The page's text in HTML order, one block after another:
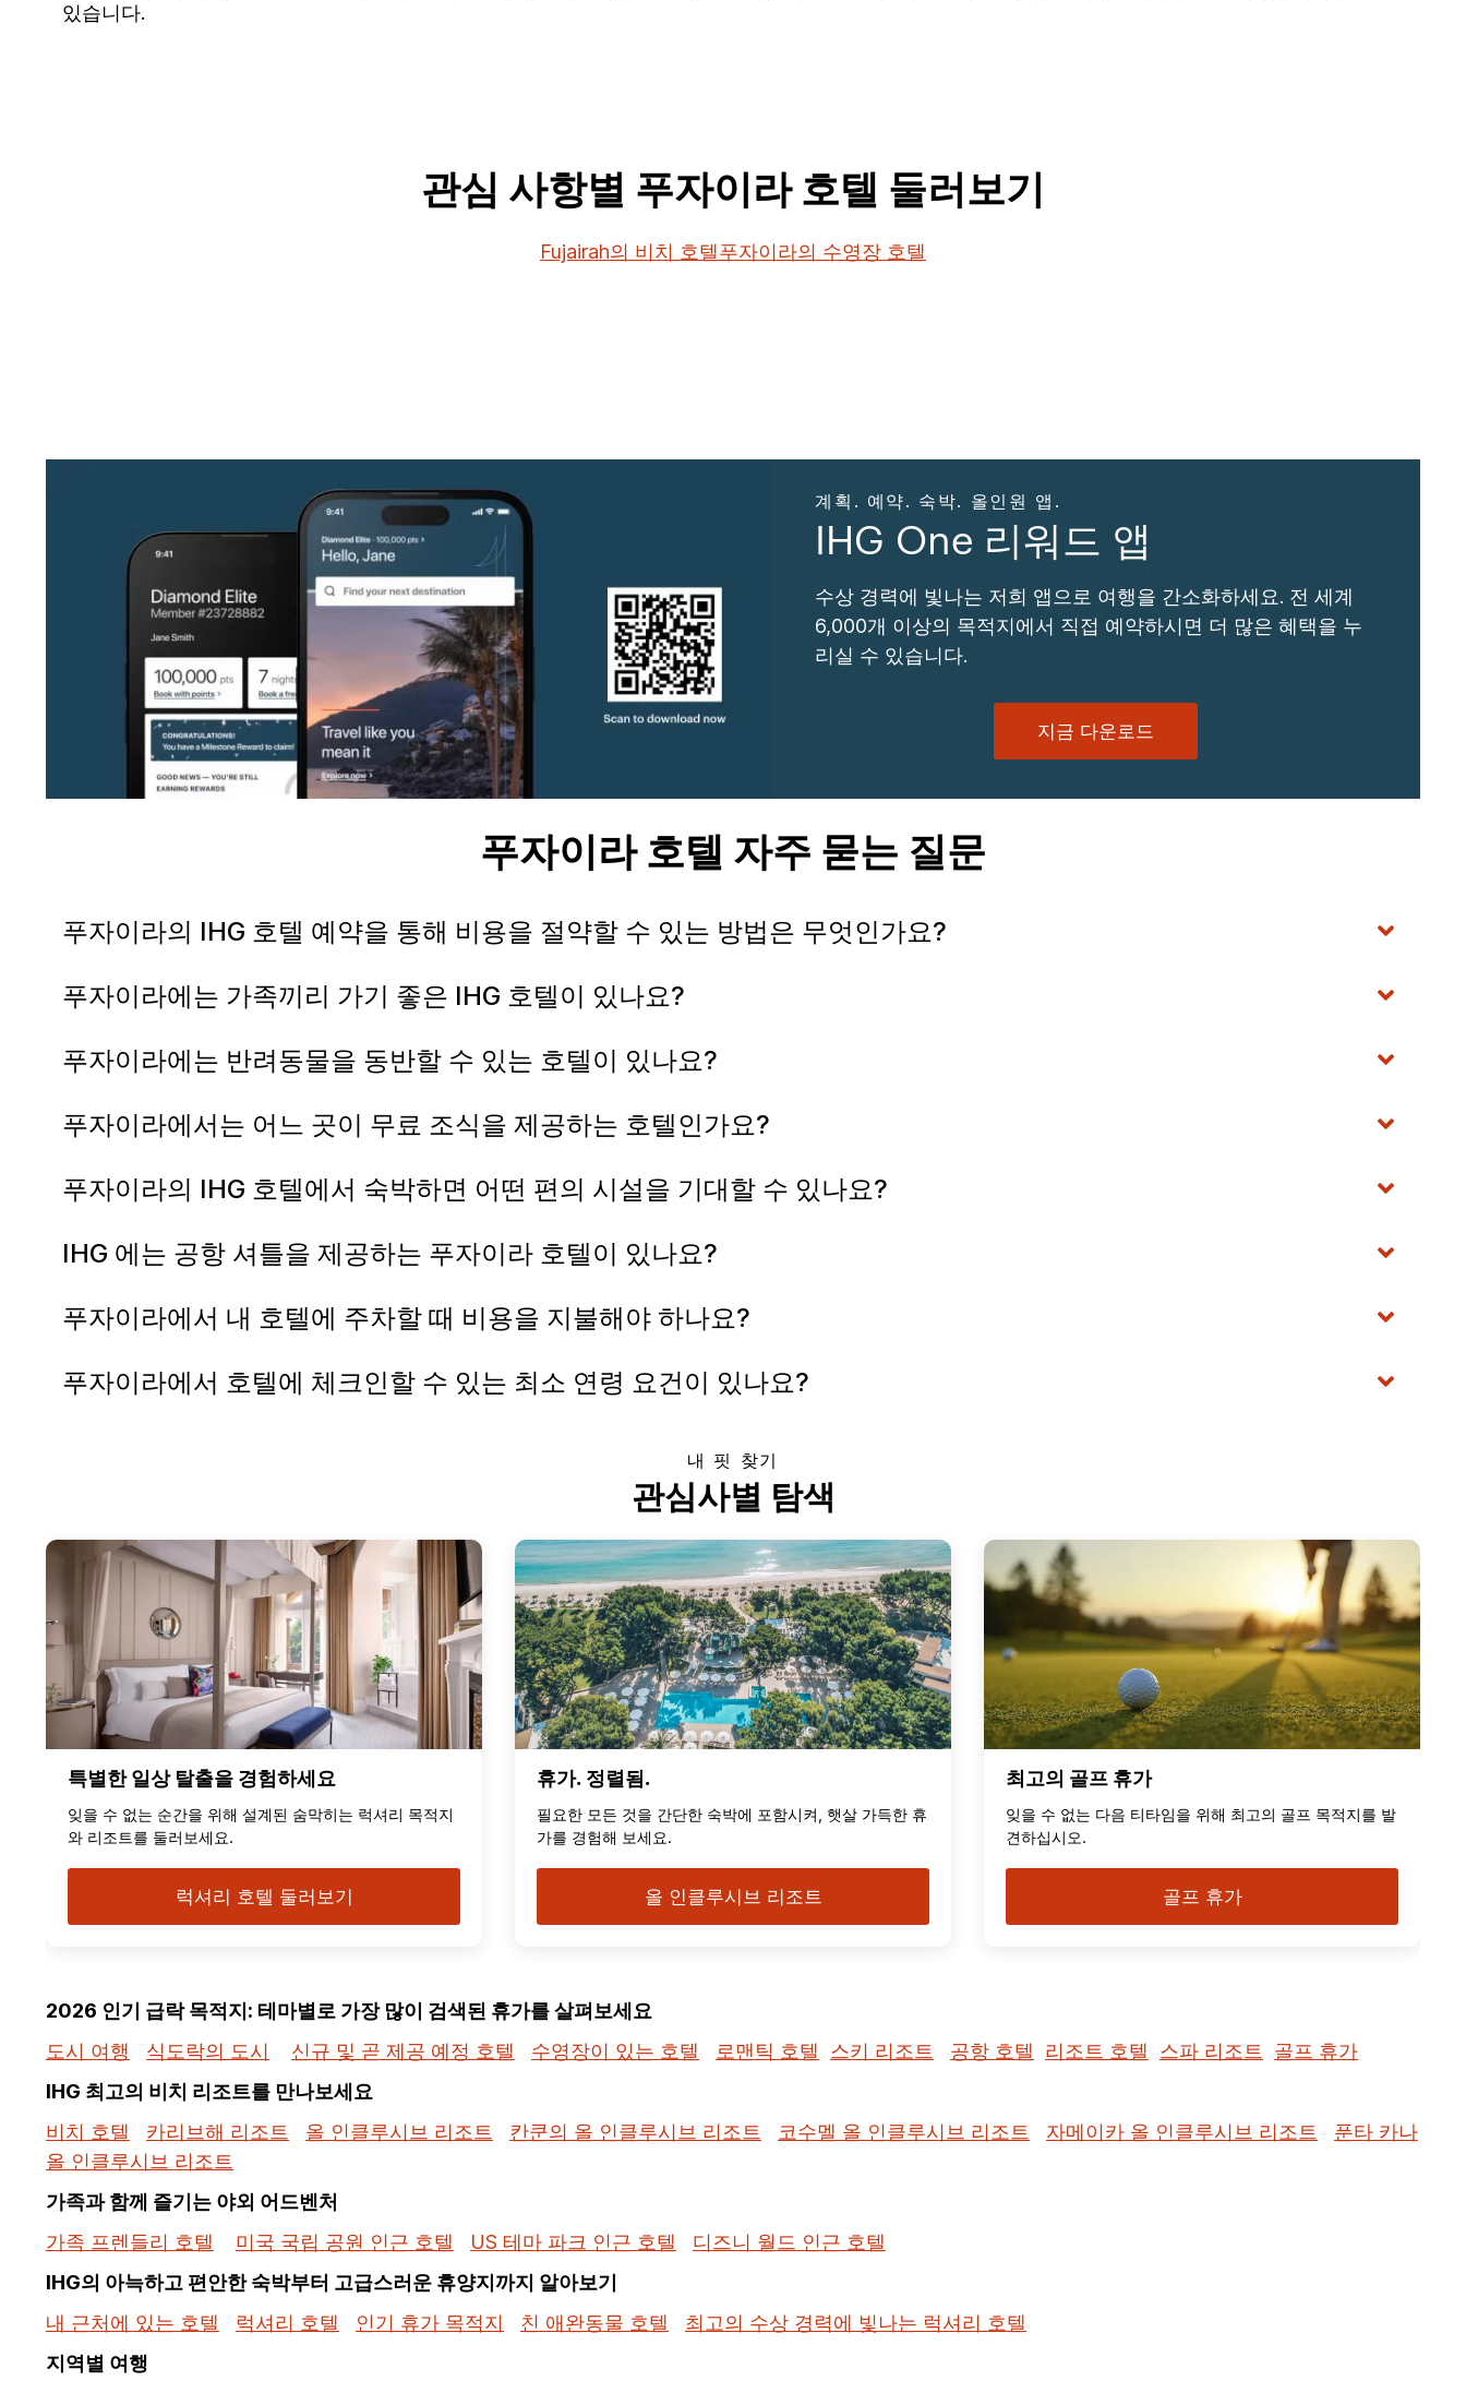
있습니다.
관심 사항별 푸자이라 호텔 둘러보기
Fujairah의 비치 호텔푸자이라의 수영장 호텔
계획. 예약. 숙박. 올인원 앱.
IHG One 리워드 앱
수상 경력에 빛나는 저희 앱으로 여행을 간소화하세요. 전 세계
6,000개 이상의 목적지에서 직접 예약하시면 더 많은 혜택을 누
리실 수 있습니다.
지금 다운로드
푸자이라 호텔 자주 묻는 질문
푸자이라의 IHG 호텔 예약을 통해 비용을 절약할 수 있는 방법은 무엇인가요?
푸자이라에는 가족끼리 가기 좋은 IHG 호텔이 있나요?
푸자이라에는 반려동물을 동반할 수 있는 호텔이 있나요?
푸자이라에서는 어느 곳이 무료 조식을 제공하는 호텔인가요?
푸자이라의 IHG 호텔에서 숙박하면 어떤 편의 시설을 기대할 수 있나요?
IHG 에는 공항 셔틀을 제공하는 푸자이라 호텔이 있나요?
푸자이라에서 내 호텔에 주차할 때 비용을 지불해야 하나요?
푸자이라에서 호텔에 체크인할 수 있는 최소 연령 요건이 있나요?
내 핏 찾기
관심사별 탐색
특별한 일상 탈출을 경험하세요
잊을 수 없는 순간을 위해 설계된 숨막히는 럭셔리 목적지
와 리조트를 둘러보세요.
럭셔리 호텔 둘러보기
휴가. 정렬됨.
필요한 모든 것을 간단한 숙박에 포함시켜, 햇살 가득한 휴
가를 경험해 보세요.
올 인클루시브 리조트
최고의 골프 휴가
잊을 수 없는 다음 티타임을 위해 최고의 골프 목적지를 발
견하십시오.
골프 휴가
2026 인기 급락 목적지: 테마별로 가장 많이 검색된 휴가를 살펴보세요
도시 여행
식도락의 도시 신규 및 곧 제공 예정 호텔 수영장이 있는 호텔 로맨틱 호텔 스키 리조트 공항 호텔 리조트 호텔 스파 리조트 골프 휴가
IHG 최고의 비치 리조트를 만나보세요
비치 호텔
카리브해 리조트 올 인클루시브 리조트 칸쿤의 올 인클루시브 리조트 코수멜 올 인클루시브 리조트 자메이카 올 인클루시브 리조트
푼타 카나
올 인클루시브 리조트
가족과 함께 즐기는 야외 어드벤처
가족 프렌들리 호텔
미국 국립 공원 인근 호텔 US 테마 파크 인근 호텔
디즈니 월드 인근 호텔
IHG의 아늑하고 편안한 숙박부터 고급스러운 휴양지까지 알아보기
내 근처에 있는 호텔
럭셔리 호텔 인기 휴가 목적지 친 애완동물 호텔
최고의 수상 경력에 빛나는 럭셔리 호텔
지역별 여행